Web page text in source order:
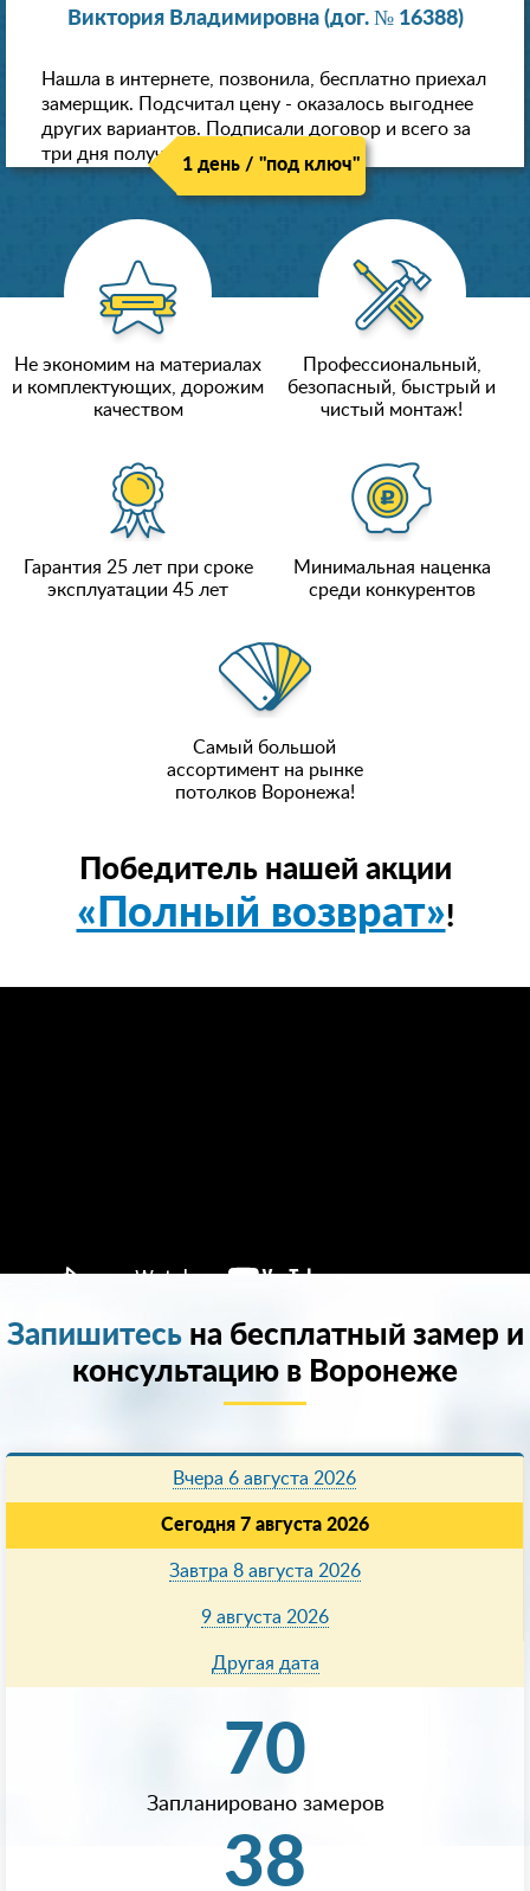
Виктория Владимировна (дог. № 16388)
Нашла в интернете, позвонила, бесплатно приехал
замерщик. Подсчитал цену - оказалось выгоднее
других вариантов. Подписали договор и всего за
три дня получили новые потолки!
1 день / "под ключ"
Не экономим на материалах
и комплектующих, дорожим
качеством
Профессиональный,
безопасный, быстрый и
чистый монтаж!
Гарантия 25 лет при сроке
эксплуатации 45 лет
Минимальная наценка
среди конкурентов
Самый большой
ассортимент на рынке
потолков Воронежа!
Победитель нашей акции
«Полный возврат»!
Запишитесьна бесплатный замер и
консультацию в Воронеже
Вчера 6 августа 2026
Сегодня 7 августа 2026
Завтра 8 августа 2026
9 августа 2026
Другая дата
70
Запланировано замеров
38